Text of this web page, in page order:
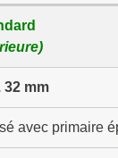
32 mm
avec primaire